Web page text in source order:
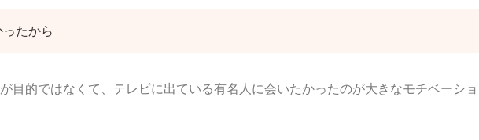
たから
目的ではなくて、テレビに出ている有名人に会いたかったのが大きなモチベーショ